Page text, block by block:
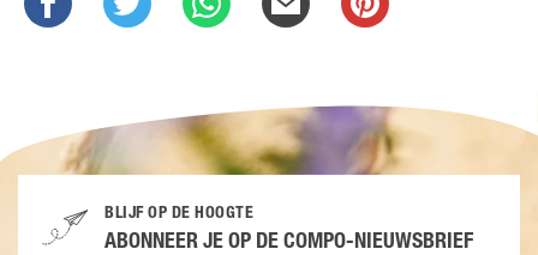
BLIJF OP DE HOOGTE
ABONNEER JE OP DE COMPO-NIEUWSBRIEF